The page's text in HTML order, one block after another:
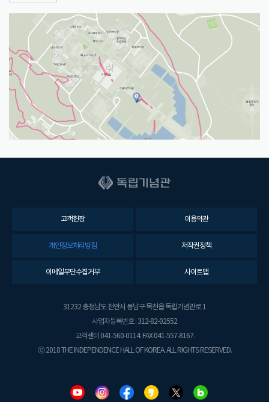
고객헌장 이용약관
개인정보처리방침 저작권정책
이메일무단수집거부 사이트맵
31232 충청남도 천안시 동남구 목천읍 독립기념관로 1
사업자등록번호 : 312-82-02552
고객센터 041-560-0114. FAX 041-557-8167.
ⓒ 2018 THE INDEPENDENCE HALL OF KOREA. ALL RIGHTS RESERVED.